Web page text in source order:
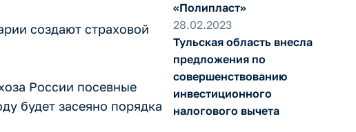
создают страховой
России посевные
будет засеяно порядка
«Полипласт»
28.02.2023
Тульская область внесла
предложения по
совершенствованию
инвестиционного
налогового вычета